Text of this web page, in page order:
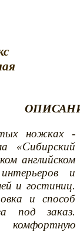
ножках -
«Сибирский
английском
и
и гостиниц.
и способ
под заказ.
комфортную